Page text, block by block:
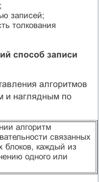
записей;
толкования
способ записи
алгоритмов
и наглядным по
алгоритм
связанных
блоков, каждый из
одного или